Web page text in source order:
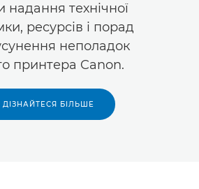
надання технічної
ресурсів і порад
неполадок
принтера Canon.
ДІЗНАЙТЕСЯ БІЛЬШЕ